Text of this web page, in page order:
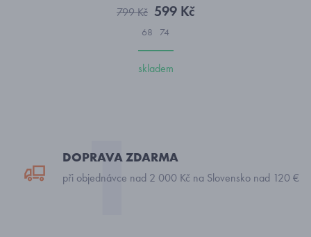
799 Kč 599 Kč
68 74
skladem
DOPRAVA ZDARMA
při objednávce nad 2 000 Kč na Slovensko nad 120 €